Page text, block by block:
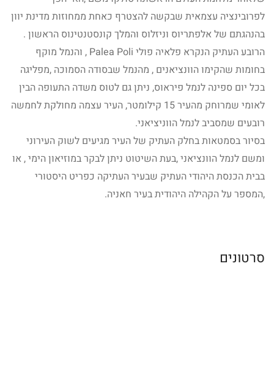
לפרובינציה עצמאית שבקשה להצטרף כאחת ממחוזות מדינת יוון
בהנהגתם של אלפתריוס וניזלוס והמלך קונסטנטינוס הראשון .
הרובע העתיק הנקרא פלאיה פולי Palea Poli , והנמל מוקף
בחומות שהקימו הוונציאנים , מהנמל שבסודה הסמוכה ,מפליגה
בכל יום ספינה לנמל פיראוס, ניתן גם לטוס משדה התעופה הבין
לאומי שמרוחק מהעיר 15 קילומטר, העיר עצמה מחולקת לחמשה
רובעים שמסביב לנמל הווניציאני.
בסיור בסמטאות בחלק העתיק של העיר מגיעים לשוק העירוני
ומשם לנמל הוונציאני ,בעת השיטוט ניתן לבקר במוזיאון הימי , או
בבית הכנסת היהודי העתיק שבעיר העתיקה כפריט היסטורי
,המספר על הקהילה היהודית בעיר חאניה.
סרטונים